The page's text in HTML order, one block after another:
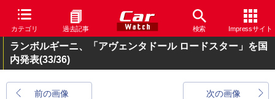
カテゴリ 過去記事 検索 Impressサイト
ランボルギーニ、「アヴェンタドール ロードスター」を国
内発表(33/36)
前の画像 次の画像